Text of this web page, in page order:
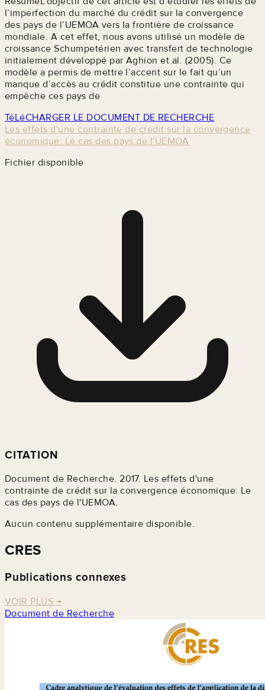
l’imperfection du marché du crédit sur la convergence
des pays de l’UEMOA vers la frontière de croissance
mondiale. A cet effet, nous avons utilisé un modèle de
croissance Schumpetérien avec transfert de technologie
initialement développé par Aghion et al. (2005). Ce
modèle a permis de mettre l’accent sur le fait qu’un
manque d’accès au crédit constitue une contrainte qui
empêche ces pays de
TéLéCHARGER LE DOCUMENT DE RECHERCHE
Les effets d'une contrainte de crédit sur la convergence
économique: Le cas des pays de l'UEMOA
Fichier disponible
CITATION
Document de Recherche. 2017. Les effets d'une
contrainte de crédit sur la convergence économique: Le
cas des pays de l'UEMOA.
Aucun contenu supplémentaire disponible.
CRES
Publications connexes
VOIR PLUS →
Document de Recherche